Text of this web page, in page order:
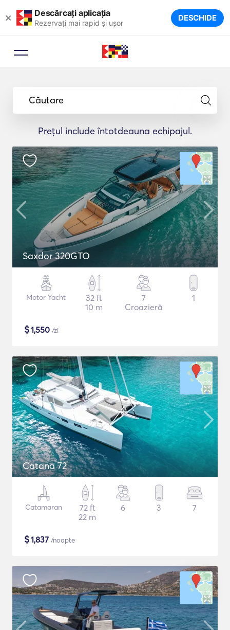
× Descărcați aplicația
Rezervați mai rapid și ușor DESCHIDE
Căutare
Prețul include întotdeauna echipajul.
Saxdor 320GTO
Motor Yacht
32 ft
10 m
7
Croazieră
1
$1,550 /zi
Catana 72
Catamaran
72 ft
22 m
6 3 7
$1,837 /noapte